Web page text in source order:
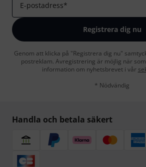
E-postadress*
Registrera dig nu
Genom att klicka på "Registrera dig nu"
postreklam. Avregistrering är möjlig när
information om nyhetsbrevet i vår
* Nödvändig
Handla och betala säkert